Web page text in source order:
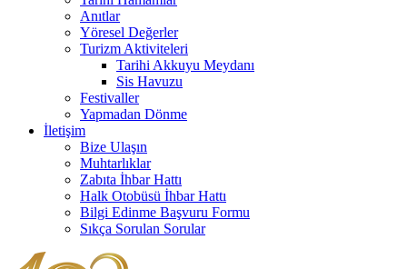
Anıtlar
Yöresel Değerler
Turizm Aktiviteleri
Tarihi Akkuyu Meydanı
Sis Havuzu
Festivaller
Yapmadan Dönme
İletişim
Bize Ulaşın
Muhtarlıklar
Zabıta İhbar Hattı
Halk Otobüsü İhbar Hattı
Bilgi Edinme Başvuru Formu
Sıkça Sorulan Sorular